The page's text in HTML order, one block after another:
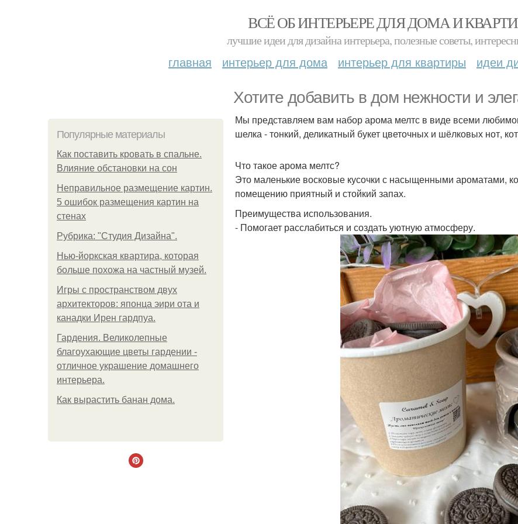
ВСЁ ОБ ИНТЕРЬЕРЕ ДЛЯ ДОМА И
лучшие идеи для дизайна интерьера, полезные советы,
главная интерьер для дома интерьер для квартиры идеи
Хотите добавить в дом нежности и
Популярные материалы
Как поставить кровать в спальне.
Влияние обстановки на сон
Неправильное размещение картин.
5 ошибок размещения картин на
стенах
Рубрика: "Студия Дизайна".
Нью-йоркская квартира, которая
больше похожа на частный музей.
Игры с пространством двух
архитекторов: японца эири ота и
канадки Ирен гардпуа.
Гардения. Великолепные
благоухающие цветы гардении -
отличное украшение домашнего
интерьера.
Как вырастить банан дома.
Мы представляем вам набор арома мелтс в виде всеми
шелка - тонкий, деликатный букет цветочных и шёлковых нот,
Что такое арома мелтс?
Это маленькие восковые кусочки с насыщенными ароматами,
помещению приятный и стойкий запах.
Преимущества использования.
- Помогает расслабиться и создать уютную атмосферу.